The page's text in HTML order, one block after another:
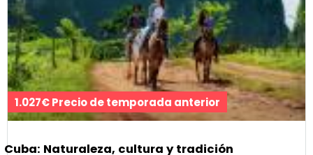
1.027€ Precio de temporada anterior
Cuba: Naturaleza, cultura y tradición